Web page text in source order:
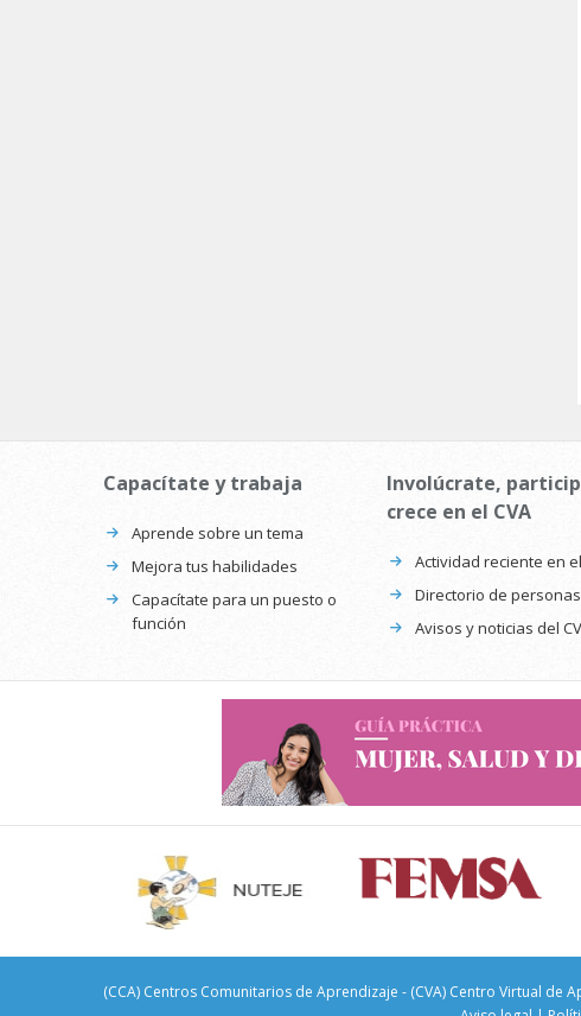
Capacítate y trabaja
Aprende sobre un tema
Mejora tus habilidades
Capacítate para un puesto o
función
Involúcrate,
crece en el CVA
Actividad reciente en
Directorio de personas
Avisos y noticias del
(CCA) Centros Comunitarios de Aprendizaje - (CVA) Centro Virtual